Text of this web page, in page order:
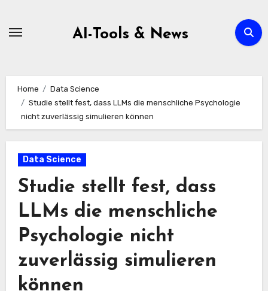
AI-Tools & News
Home
Data Science
Studie stellt fest, dass LLMs die menschliche Psychologie
nicht zuverlässig simulieren können
Data Science
Studie stellt fest, dass
LLMs die menschliche
Psychologie nicht
zuverlässig simulieren
können